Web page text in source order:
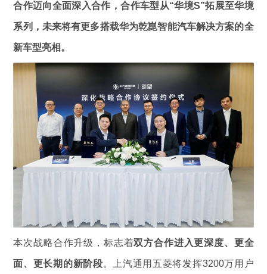
合作迈向全面深入合作，合作车型从“华境S”拓展至华境
系列，未来将有更多搭载华为乾崑智能汽车解决方案的全
新车型亮相。
本次战略合作升级，标志着双方合作进入更深度、更全
面、更长期的新阶段。上汽通用五菱将发挥3200万用户